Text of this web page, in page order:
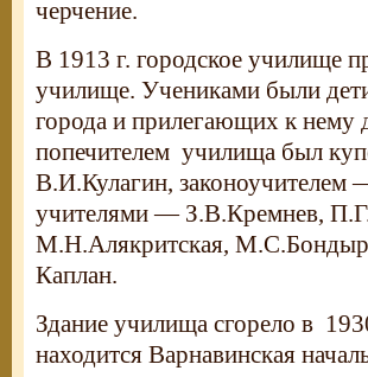
черчение.
В 1913 г. городское училище
училище. Учениками были
города и прилегающих к нему
попечителем училища был
В.И.Кулагин,
учителями — З.В.Кремнев,
М.Н.Алякритская,
Каплан.
Здание училища сгорело в
находится Варнавинская